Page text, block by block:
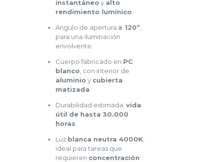
instantáneo y alto
rendimiento lumínico
Ángulo de apertura ≥ 120º
para una iluminación
envolvente.
Cuerpo fabricado en PC
blanco , con interior de
aluminio y cubierta
matizada
Durabilidad estimada: vida
útil de hasta 30.000
horas
Luz blanca neutra 4000K
ideal para tareas que
requieren concentración